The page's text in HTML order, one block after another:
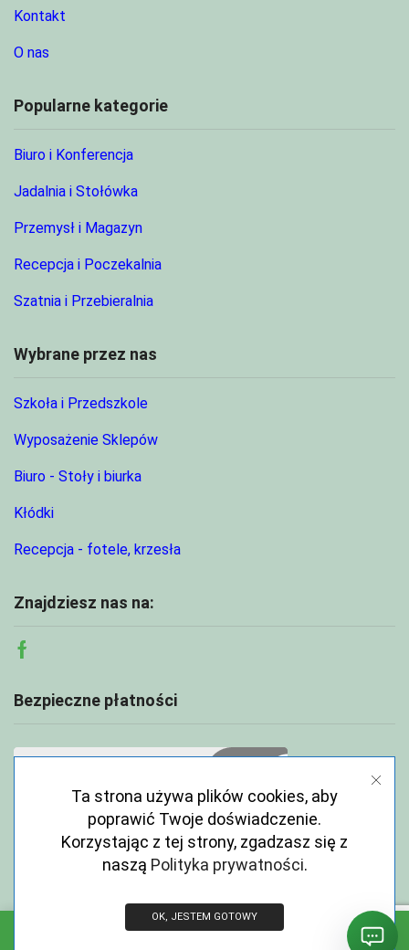
Kontakt
O nas
Popularne kategorie
Biuro i Konferencja
Jadalnia i Stołówka
Przemysł i Magazyn
Recepcja i Poczekalnia
Szatnia i Przebieralnia
Wybrane przez nas
Szkoła i Przedszkole
Wyposażenie Sklepów
Biuro - Stoły i biurka
Kłódki
Recepcja - fotele, krzesła
Znajdziesz nas na:
Facebook
Bezpieczne płatności
Ta strona używa plików cookies, aby
poprawić Twoje doświadczenie.
Korzystając z tej strony, zgadzasz się z
naszą Polityka prywatności.
OK, JESTEM GOTOWY